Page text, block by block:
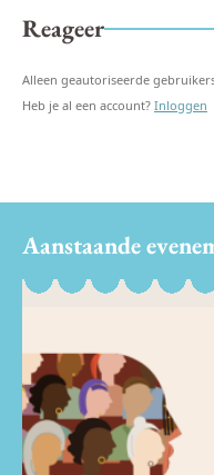
Reageer
Alleen geautoriseerde
Heb je al een account? Inloggen
Aanstaande